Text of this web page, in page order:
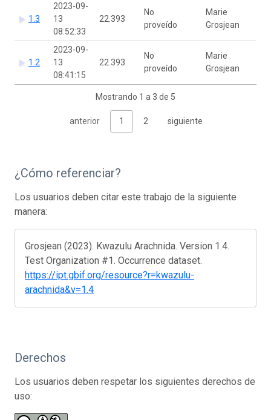
1.3
2023-09-
13
08:52:33
22.393
No
proveído
Marie
Grosjean
1.2
2023-09-
13
08:41:15
22.393
No
proveído
Marie
Grosjean
Mostrando 1 a 3 de 5
anterior 1 2 siguiente
¿Cómo referenciar?
Los usuarios deben citar este trabajo de la siguiente
manera:
Grosjean (2023). Kwazulu Arachnida. Version 1.4.
Test Organization #1. Occurrence dataset.
https://ipt.gbif.org/resource?r=kwazulu-
arachnida&v=1.4
Derechos
Los usuarios deben respetar los siguientes derechos de
uso: